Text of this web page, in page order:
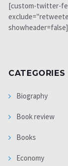
[custom-twitter-
showheader=false]
CATEGORIES
Biography
Book review
Books
Economy